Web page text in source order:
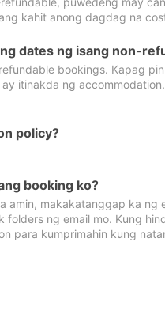
kahit anong dagdag na
dates ng isang non-
bookings. Kapag
itinakda ng
policy?
booking ko?
amin, makakatanggap ka ng
ng email mo. Kung
para kumprimahin kung